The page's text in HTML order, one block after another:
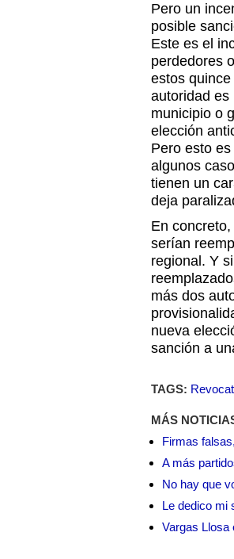
Pero un
posible
Este es el
perdedores
estos
autoridad es
municipio o
elección
Pero esto
algunos
tienen un
deja
En
serían
regional. Y
más dos
nueva
sanción a
TAGS:
MÁS
Firmas
A más
No hay que
Le dedico mi
Vargas Llosa